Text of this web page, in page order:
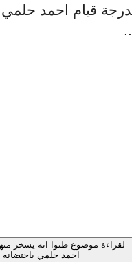
قيام احمد
لقراءة موضوع ظنوا انه يسخر
احمد حلمي